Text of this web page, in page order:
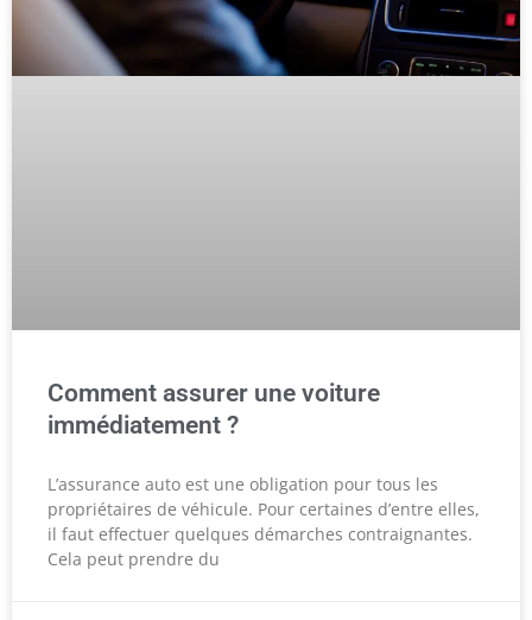
Comment assurer une voiture
immédiatement ?
L’assurance auto est une obligation pour tous les
propriétaires de véhicule. Pour certaines d’entre elles,
il faut effectuer quelques démarches contraignantes.
Cela peut prendre du